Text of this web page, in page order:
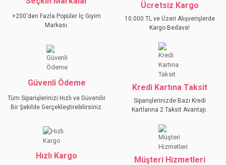
Ürün açıklamasında eksik bilgiler bulunuyor.
Ürün bilgilerinde hatalar bulunuyor.
Bu ürüne benzer farklı alternatifler olmalı.
+200'den Fazla Popüler İç Giyim
Markası.
Ücretsiz Kargo
10.000 TL ve Üzeri Alışverişlerde
Kargo Bedava!
Güvenli Ödeme
Tüm Siparişlerinizi Hızlı ve Güvenilir
Bir Şekilde Gerçekleştirebilirsiniz.
Kredi Kartına Taksit
Siparişlerinizde Bazı Kredi
Kartlarına 2 Taksit Avantajı.
Hızlı Kargo Müşteri Hizmetleri